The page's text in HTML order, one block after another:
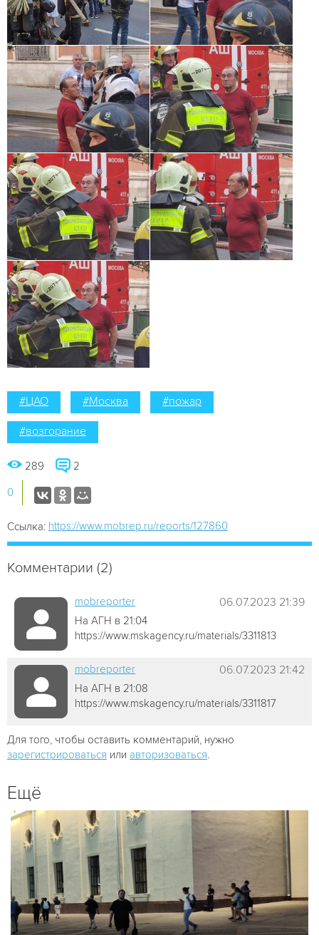
#ЦАО #Москва #пожар
#возгорание
289 2
0
Ссылка: https://www.mobrep.ru/reports/127860
Комментарии (2)
mobreporter 06.07.2023 21:39
На АГН в 21:04
https://www.mskagency.ru/materials/3311813
mobreporter 06.07.2023 21:42
На АГН в 21:08
https://www.mskagency.ru/materials/3311817
Для того, чтобы оставить комментарий, нужно
зарегистрироваться или авторизоваться
Ещё